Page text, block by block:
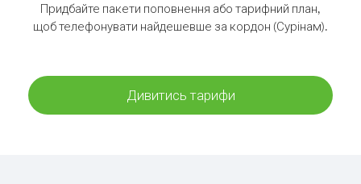
Придбайте пакети поповнення або тарифний план,
щоб телефонувати найдешевше за кордон (Сурінам).
Дивитись тарифи